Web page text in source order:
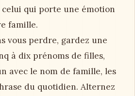
celui qui porte une émotion
famille.
vous perdre, gardez une
à dix prénoms de filles,
avec le nom de famille, les
du quotidien. Alternez